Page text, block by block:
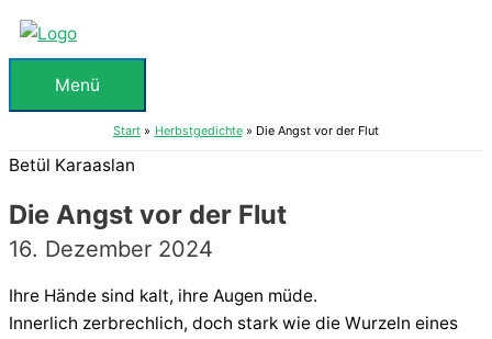
Zum
Inhalt
springenMenü
Menü
Start Herbstgedichte Die Angst vor der Flut
Betül Karaaslan
Die Angst vor der Flut
16. Dezember 2024
Ihre Hände sind kalt, ihre Augen müde.
Innerlich zerbrechlich, doch stark wie die Wurzeln eines